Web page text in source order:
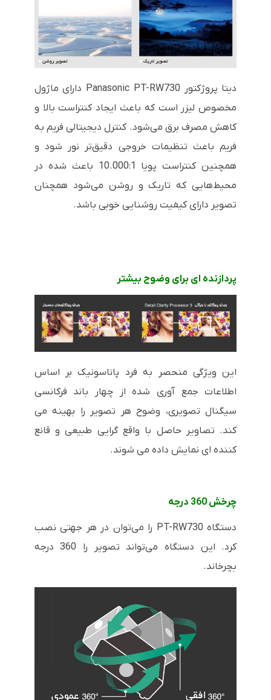
دیتا پروژکتور Panasonic PT-RW730 دارای ماژول
مخصوص لیزر است که باعث ایجاد کنتراست بالا و
کاهش مصرف برق می‌شود. کنترل دیجیتالی فریم به
فریم باعث تنظیمات خروجی دقیق‌تر نور شود و
همچنین کنتراست پویا 10.000:1 باعث شده در
محیط‌هایی که تاریک و روشن می‌شود همچنان
تصویر دارای کیفیت روشنایی خوبی باشد.
پردازنده ای برای وضوح بیشتر
این ویژگی منحصر به فرد پاناسونیک بر اساس
اطلاعات جمع آوری شده از چهار باند فرکانسی
سیگنال تصویری، وضوح هر تصویر را بهینه می
کند. تصاویر حاصل با واقع گرایی طبیعی و قانع
کننده ای نمایش داده می شوند.
چرخش 360 درجه
دستگاهPT-RW730 را می‌توان در هر جهتی نصب
کرد. این دستگاه می‌تواند تصویر را 360 درجه
بچرخاند.